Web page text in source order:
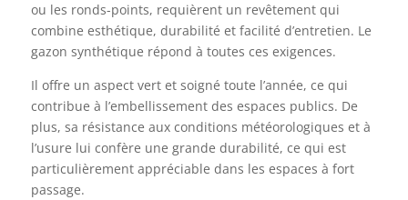
ou les ronds-points, requièrent un revêtement qui
combine esthétique, durabilité et facilité d’entretien. Le
gazon synthétique répond à toutes ces exigences.
Il offre un aspect vert et soigné toute l’année, ce qui
contribue à l’embellissement des espaces publics. De
plus, sa résistance aux conditions météorologiques et à
l’usure lui confère une grande durabilité, ce qui est
particulièrement appréciable dans les espaces à fort
passage.